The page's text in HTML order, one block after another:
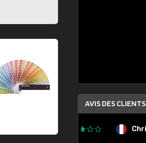
AVIS DES CLIENTS
Christian